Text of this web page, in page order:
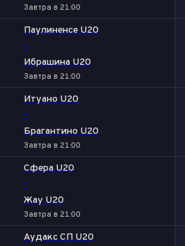
Завтра в 21:00
Паулиненсе U20
-
Ибрашина U20
Завтра в 21:00
Итуано U20
-
Брагантино U20
Завтра в 21:00
Сфера U20
-
Жау U20
Завтра в 21:00
Аудакс СП U20